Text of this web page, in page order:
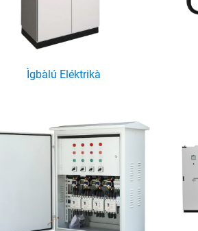
Ìgbàlú Eléktrikà